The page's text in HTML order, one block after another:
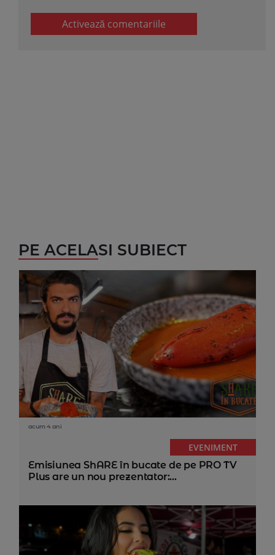
Activează comentariile
PE ACELASI SUBIECT
acum 4 ani
EVENIMENT
Emisiunea ShARE în bucate de pe PRO TV
Plus are un nou prezentator:...